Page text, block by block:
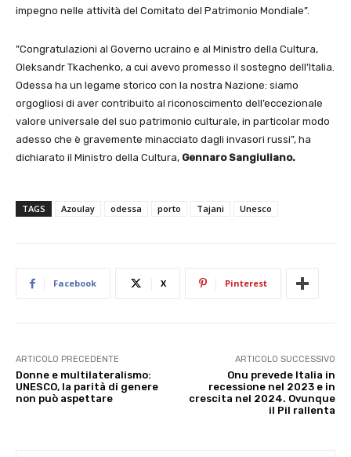
impegno nelle attività del Comitato del Patrimonio Mondiale”.
”Congratulazioni al Governo ucraino e al Ministro della Cultura,
Oleksandr Tkachenko, a cui avevo promesso il sostegno dell’Italia.
Odessa ha un legame storico con la nostra Nazione: siamo
orgogliosi di aver contribuito al riconoscimento dell’eccezionale
valore universale del suo patrimonio culturale, in particolar modo
adesso che è gravemente minacciato dagli invasori russi”, ha
dichiarato il Ministro della Cultura, Gennaro Sangiuliano.
TAGS Azoulay odessa porto Tajani Unesco
Facebook X Pinterest
ARTICOLO PRECEDENTE
Donne e multilateralismo:
UNESCO, la parità di genere
non può aspettare
ARTICOLO SUCCESSIVO
Onu prevede Italia in
recessione nel 2023 e in
crescita nel 2024. Ovunque
il Pil rallenta